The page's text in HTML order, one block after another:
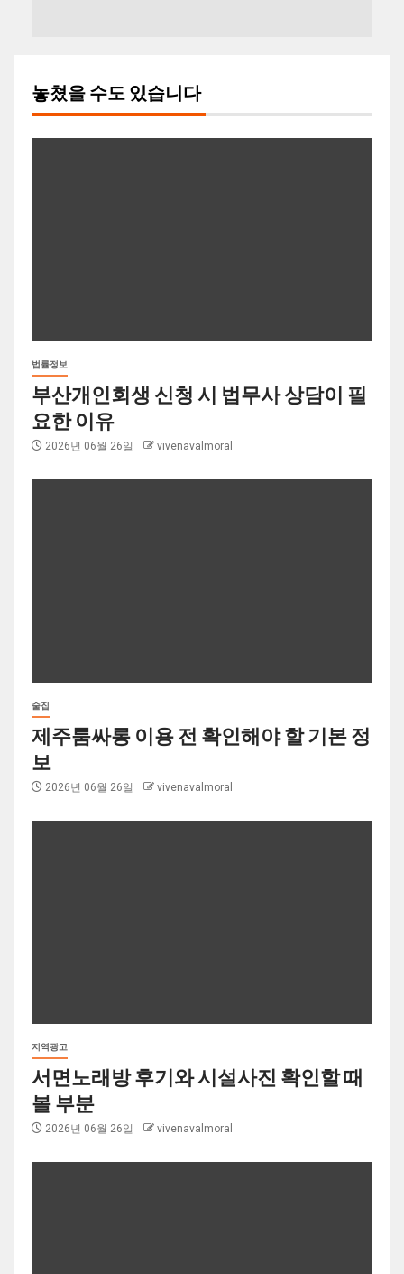
놓쳤을 수도 있습니다
법률정보
부산개인회생 신청 시 법무사 상담이 필
요한 이유
2026년 06월 26일 vivenavalmoral
술집
제주룸싸롱 이용 전 확인해야 할 기본 정
보
2026년 06월 26일 vivenavalmoral
지역광고
서면노래방 후기와 시설사진 확인할 때
볼 부분
2026년 06월 26일 vivenavalmoral